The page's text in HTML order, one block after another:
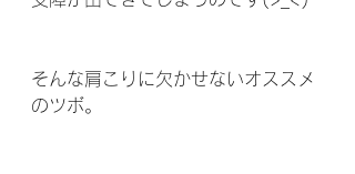
そんな肩こりに欠かせないオススメ
のツボ。